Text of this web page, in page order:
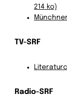
214 ko)
TV-SRF
Radio-SRF